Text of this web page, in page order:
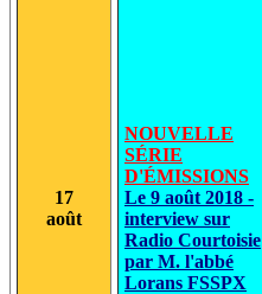
17
août
NOUVELLE
SÉRIE
D'ÉMISSIONS
Le 9 août 2018 -
interview sur
Radio Courtoisie
par M. l'abbé
Lorans FSSPX